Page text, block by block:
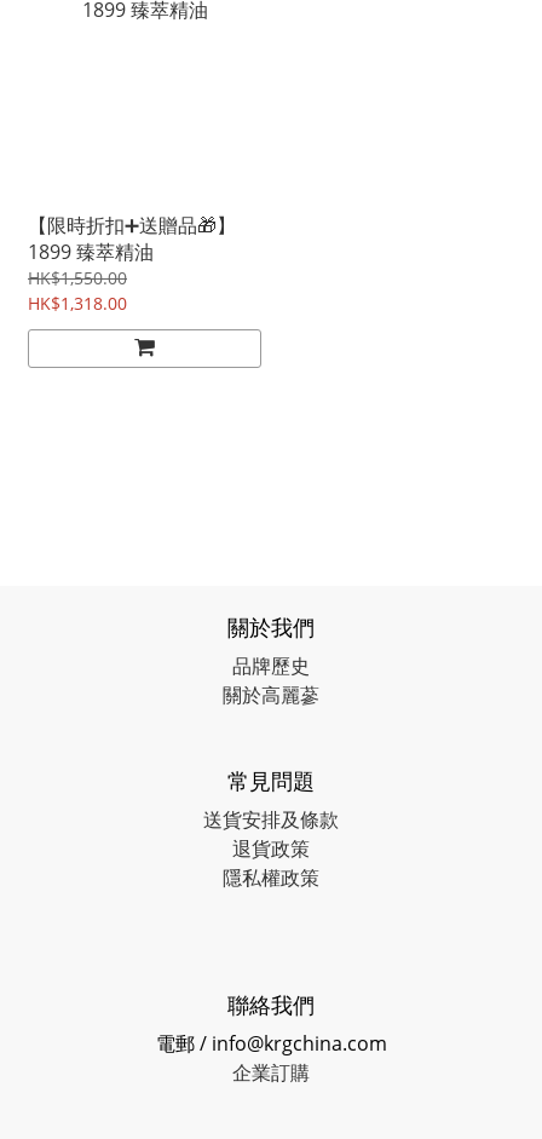
【限時折扣➕送贈品🎁】
1899 臻萃精油
HK$1,550.00
HK$1,318.00
關於我們
品牌歷史
關於高麗蔘
常見問題
送貨安排及條款
退貨政策
隱私權政策
聯絡我們
電郵 / info@krgchina.com
企業訂購